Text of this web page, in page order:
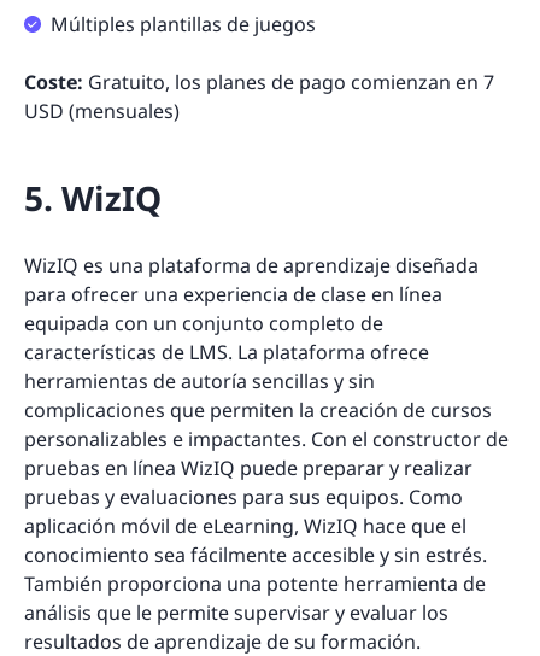
Múltiples plantillas de juegos
Coste: Gratuito, los planes de pago comienzan en 7
USD (mensuales)
5. WizIQ
WizIQ es una plataforma de aprendizaje diseñada
para ofrecer una experiencia de clase en línea
equipada con un conjunto completo de
características de LMS. La plataforma ofrece
herramientas de autoría sencillas y sin
complicaciones que permiten la creación de cursos
personalizables e impactantes. Con el constructor de
pruebas en línea WizIQ puede preparar y realizar
pruebas y evaluaciones para sus equipos. Como
aplicación móvil de eLearning, WizIQ hace que el
conocimiento sea fácilmente accesible y sin estrés.
También proporciona una potente herramienta de
análisis que le permite supervisar y evaluar los
resultados de aprendizaje de su formación.